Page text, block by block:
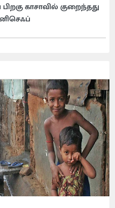
காசாவில் குறைந்தது